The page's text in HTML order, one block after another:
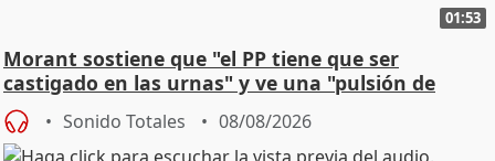
01:53
Morant sostiene que "el PP tiene que ser
castigado en las urnas" y ve una "pulsión de
cambio"
Sonido Totales 08/08/2026